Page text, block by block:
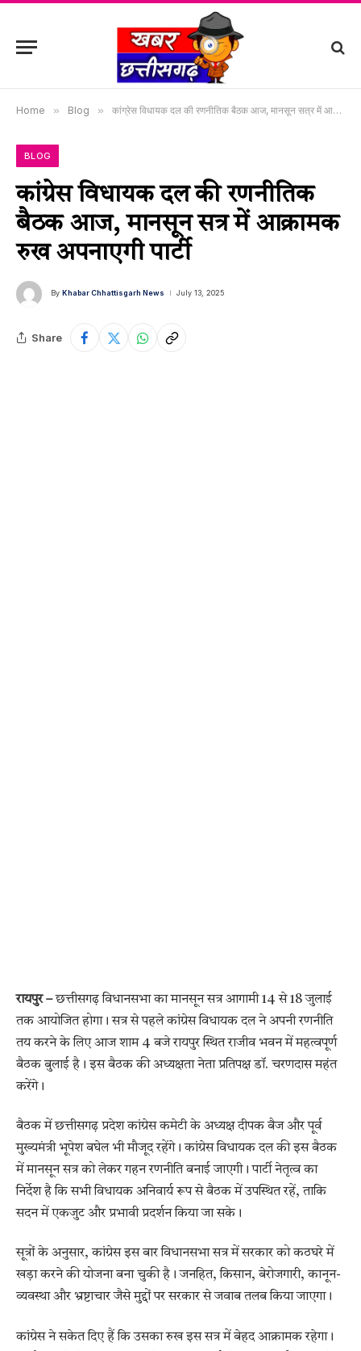
Home » Blog » कांग्रेस विधायक दल की रणनीतिक बैठक आज, मानसून सत्र में आक्रामक रुख अपनाएगी पार्टी
BLOG
कांग्रेस विधायक दल की रणनीतिक
बैठक आज, मानसून सत्र में आक्रामक
रुख अपनाएगी पार्टी
By Khabar Chhattisgarh News July 13, 2025
Share
रायपुर –छत्तीसगढ़ विधानसभा का मानसून सत्र आगामी 14 से 18 जुलाई
तक आयोजित होगा। सत्र से पहले कांग्रेस विधायक दल ने अपनी रणनीति
तय करने के लिए आज शाम 4 बजे रायपुर स्थित राजीव भवन में महत्वपूर्ण
बैठक बुलाई है। इस बैठक की अध्यक्षता नेता प्रतिपक्ष डॉ. चरणदास महंत
करेंगे।
बैठक में छत्तीसगढ़ प्रदेश कांग्रेस कमेटी के अध्यक्ष दीपक बैज और पूर्व
मुख्यमंत्री भूपेश बघेल भी मौजूद रहेंगे। कांग्रेस विधायक दल की इस बैठक
में मानसून सत्र को लेकर गहन रणनीति बनाई जाएगी। पार्टी नेतृत्व का
निर्देश है कि सभी विधायक अनिवार्य रूप से बैठक में उपस्थित रहें, ताकि
सदन में एकजुट और प्रभावी प्रदर्शन किया जा सके।
सूत्रों के अनुसार, कांग्रेस इस बार विधानसभा सत्र में सरकार को कठघरे में
खड़ा करने की योजना बना चुकी है। जनहित, किसान, बेरोजगारी, कानून-
व्यवस्था और भ्रष्टाचार जैसे मुद्दों पर सरकार से जवाब तलब किया जाएगा।
कांग्रेस ने सकेत दिए हैं कि उसका रुख इस सत्र में बेहद आक्रामक रहेगा।